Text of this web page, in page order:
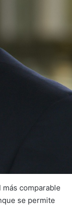
comparable
se permite